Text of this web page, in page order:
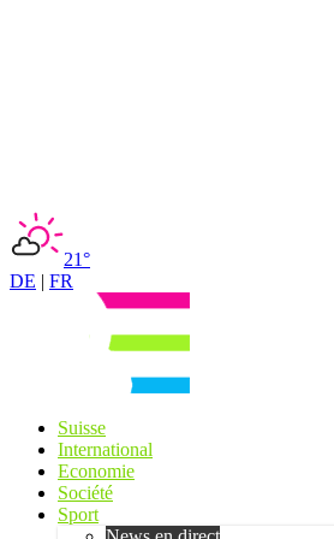
21°
DE | FR
Suisse
International
Economie
Société
Sport